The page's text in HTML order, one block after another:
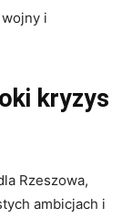
i
kryzys
Rzeszowa,
ambicjach i